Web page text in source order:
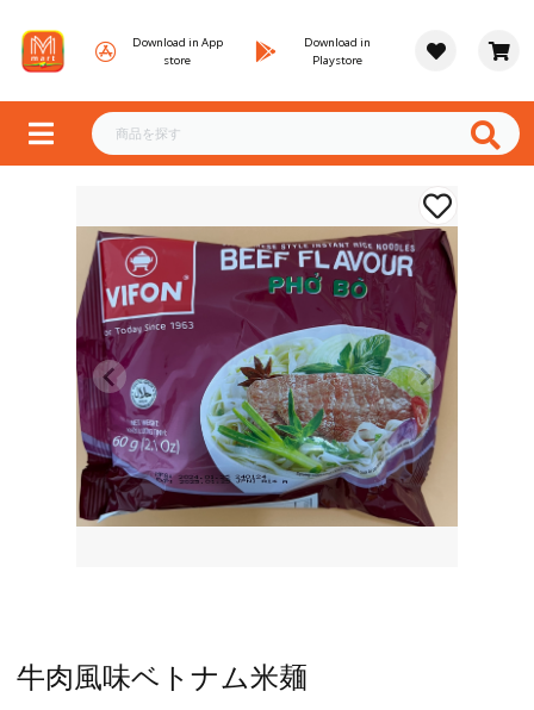
Download in App
store
Download in
Playstore
牛肉風味ベトナム米麺